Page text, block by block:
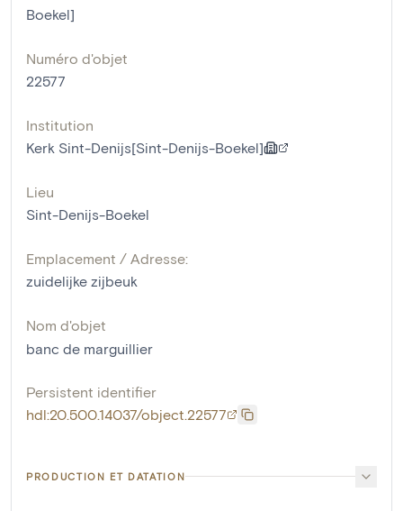
Boekel]
Numéro d'objet
22577
Institution
Kerk Sint-Denijs[Sint-Denijs-Boekel]
Lieu
Sint-Denijs-Boekel
Emplacement / Adresse:
zuidelijke zijbeuk
Nom d'objet
banc de marguillier
Persistent identifier
hdl:20.500.14037/object.22577
PRODUCTION ET DATATION